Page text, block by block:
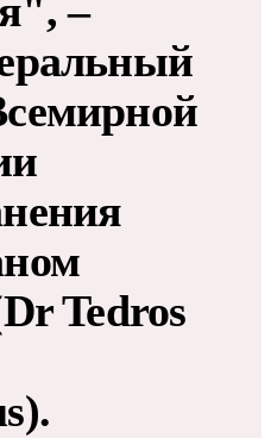
–
Tedros